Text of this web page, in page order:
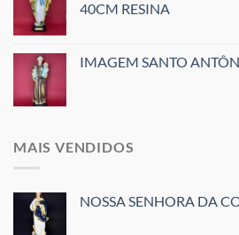
40CM RESINA
IMAGEM SANTO
MAIS VENDIDOS
NOSSA SENHORA DA